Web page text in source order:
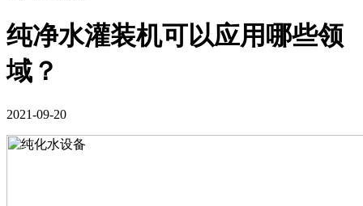
纯净水灌装机可以应用哪些领
域？
2021-09-20